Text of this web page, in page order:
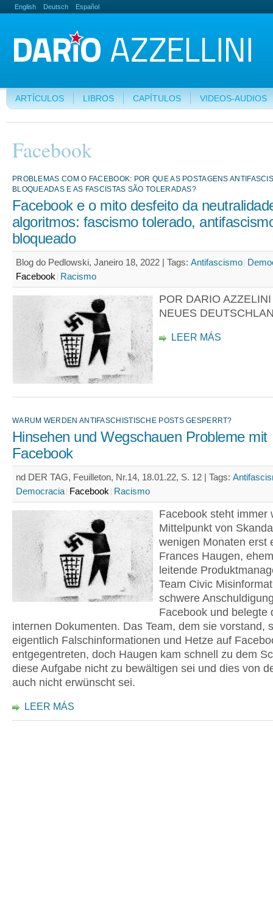
English Deutsch Español
ARTÍCULOS LIBROS CAPÍTULOS VIDEOS-AUDIOS
Facebook
PROBLEMAS COM O FACEBOOK: POR QUE AS POSTAGENS
BLOQUEADAS E AS FASCISTAS SÃO TOLERADAS?
Facebook e o mito desfeito da
algoritmos: fascismo tolerado,
bloqueado
Blog do Pedlowski, Janeiro 18, 2022 | Tags: Antifascismo
Facebook Racismo
POR DARIO
NEUES
LEER MÁS
WARUM WERDEN ANTIFASCHISTISCHE POSTS GESPERRT?
Hinsehen und Wegschauen Probleme mit
Facebook
nd DER TAG, Feuilleton, Nr.14, 18.01.22, S. 12 | Tags:
Democracia Facebook Racismo
Facebook steht immer
Mittelpunkt von
wenigen Monaten erst
Frances Haugen,
leitende
Team Civic
schwere
Facebook und belegte
internen Dokumenten. Das Team, dem sie vorstand,
eigentlich Falschinformationen und Hetze auf
entgegentreten, doch Haugen kam schnell zu dem
diese Aufgabe nicht zu bewältigen sei und dies von
auch nicht erwünscht sei.
LEER MÁS